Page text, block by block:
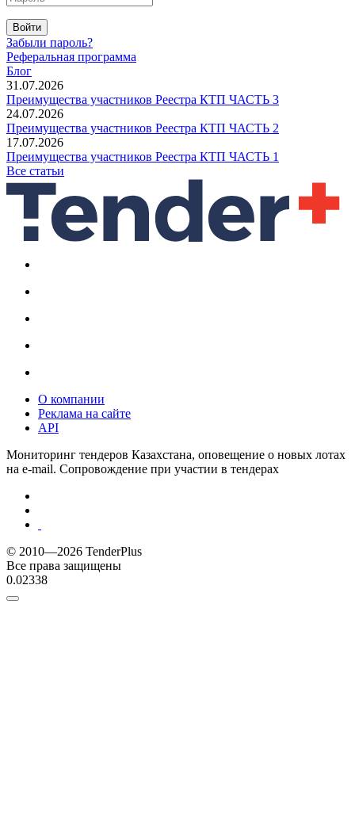
Войти
Забыли пароль?
Реферальная программа
Блог
31.07.2026
Преимущества участников Реестра КТП ЧАСТЬ 3
24.07.2026
Преимущества участников Реестра КТП ЧАСТЬ 2
17.07.2026
Преимущества участников Реестра КТП ЧАСТЬ 1
Все статьи
О компании
Реклама на сайте
API
Мониторинг тендеров Казахстана, оповещение о новых лотах
на e-mail. Сопровождение при участии в тендерах
© 2010—2026 TenderPlus
Все права защищены
0.02338